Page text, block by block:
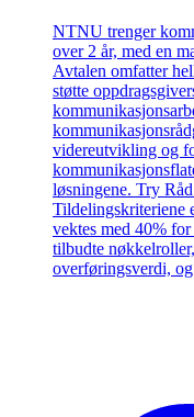
NTNU trenger
over 2 år, med en
Avtalen omfatter
støtte
videreutvikling og
løsningene. Try
Tildelingskriteriene
vektes med 40%
tilbudte
overføringsverdi,